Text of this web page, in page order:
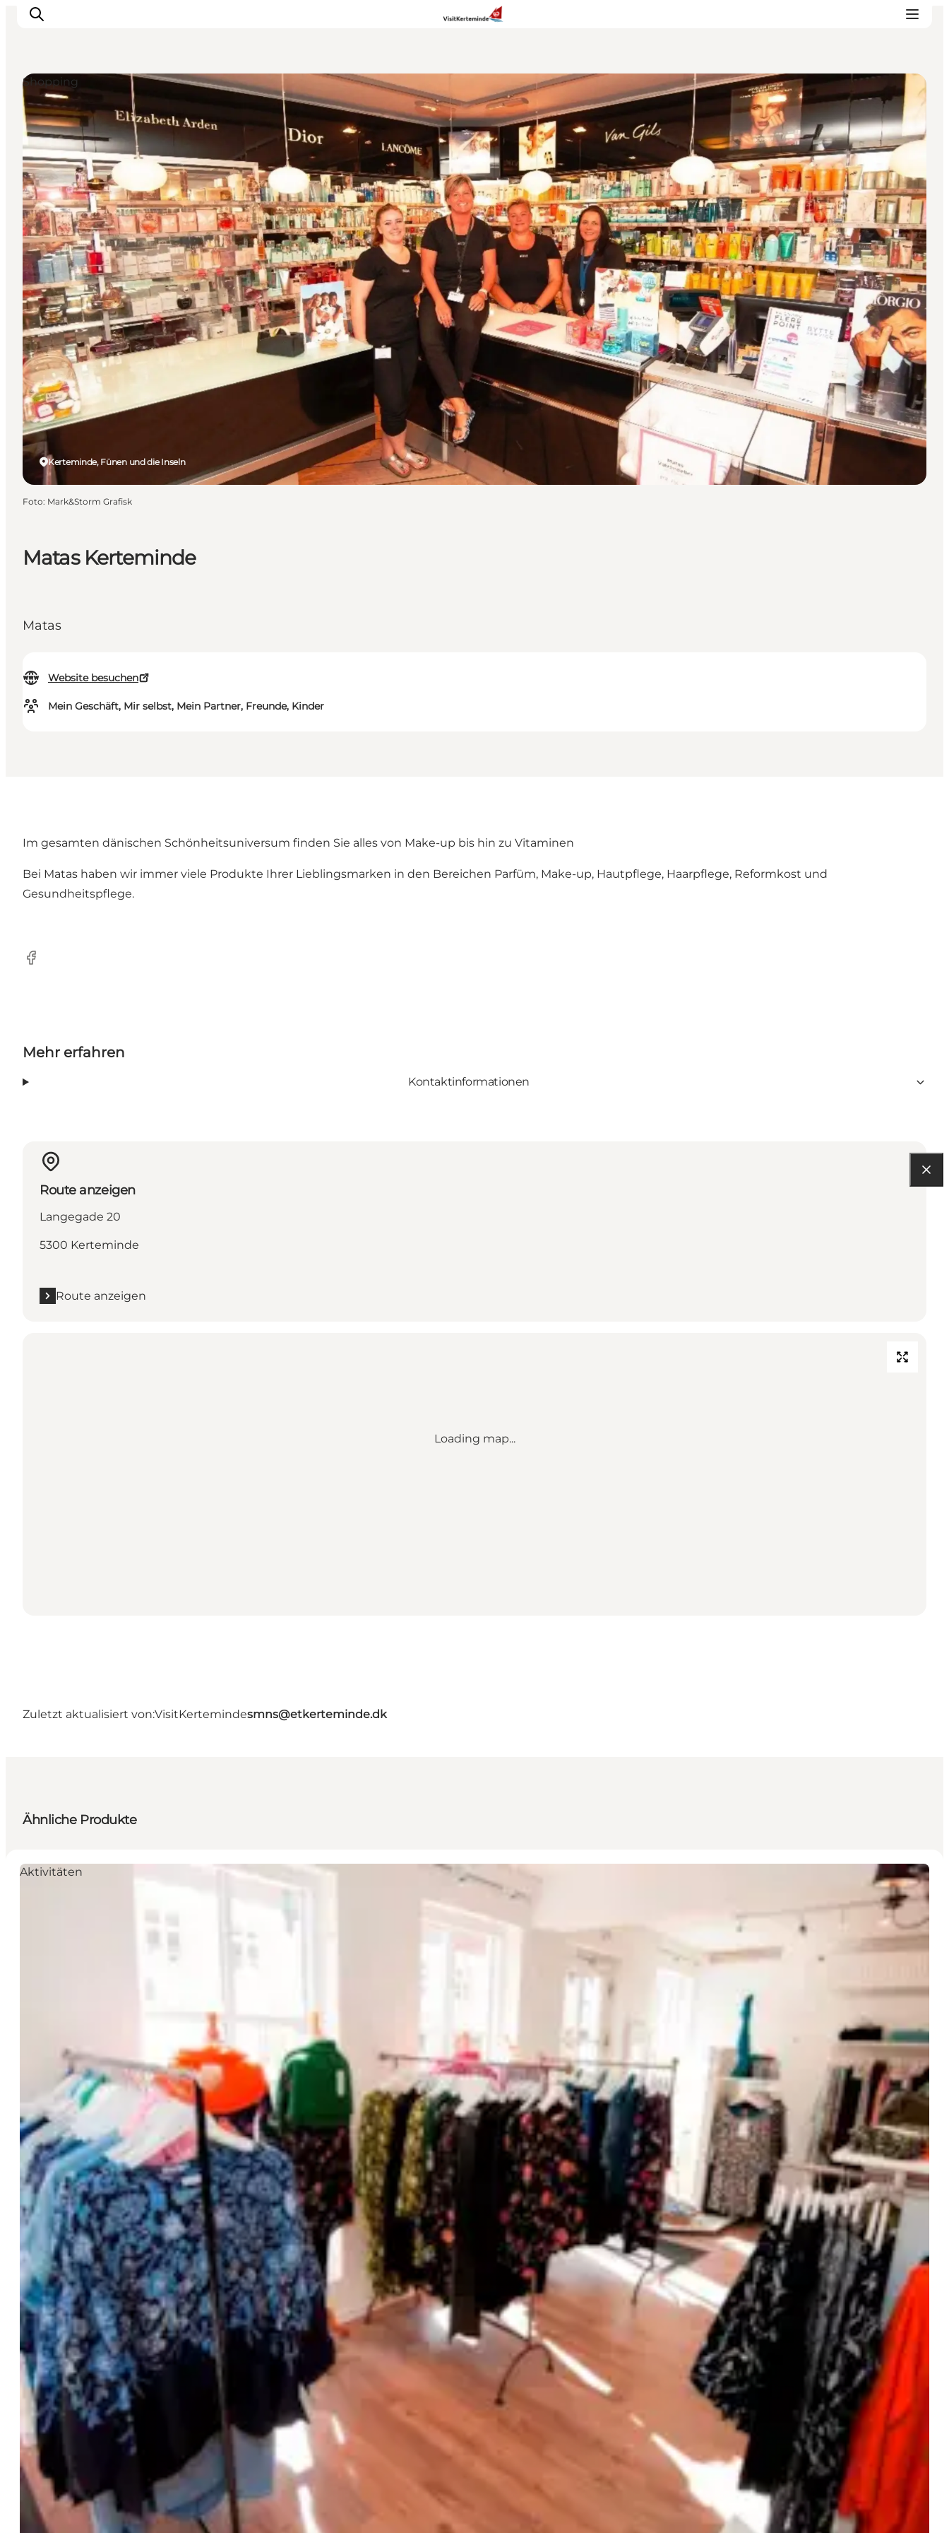
Sehenswürdigkeiten
Aktivitäten
Essen und trinken
Unterkünfte
Reiseplanung
Veranstaltungen
Matas Kerteminde
Matas
Website besuchen
Mein Geschäft, Mir selbst, Mein Partner, Freunde, Kinder
Kerteminde, Fünen und die Inseln
Shopping
Foto: Mark&Storm Grafisk
Im gesamten dänischen Schönheitsuniversum finden Sie alles von Make-up bis hin zu Vitaminen
Bei Matas haben wir immer viele Produkte Ihrer Lieblingsmarken in den Bereichen Parfüm, Make-up, Hautpflege, Haarpflege, Reformkost und
Gesundheitspflege.
Facebook
Mehr erfahren
Kontaktinformationen
Route anzeigen
Langegade 20
5300 Kerteminde
Route anzeigen
Loading map...
Zuletzt aktualisiert von:VisitKertemindesmns@etkerteminde.dk
Ähnliche Produkte
Aktivitäten